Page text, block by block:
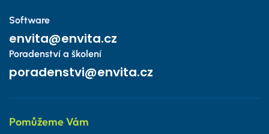
Software
envita@envita.cz
Poradenství a školení
poradenstvi@envita.cz
Pomůžeme Vám